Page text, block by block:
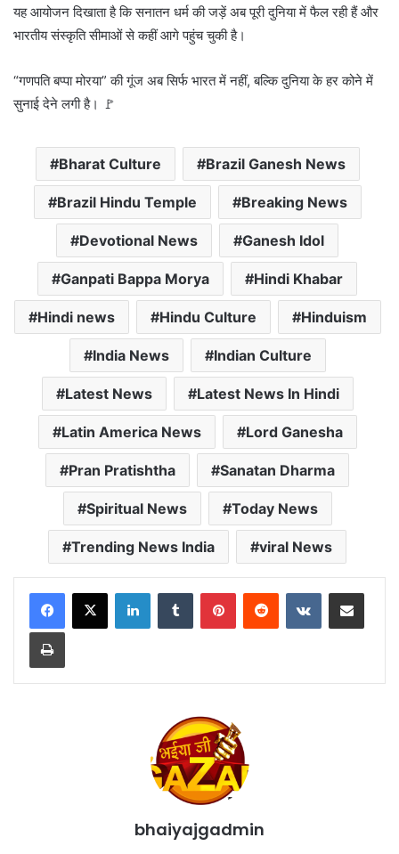
यह आयोजन दिखाता है कि सनातन धर्म की जड़ें अब पूरी दुनिया में फैल रही हैं और
भारतीय संस्कृति सीमाओं से कहीं आगे पहुंच चुकी है।
“गणपति बप्पा मोरया” की गूंज अब सिर्फ भारत में नहीं, बल्कि दुनिया के हर कोने में
सुनाई देने लगी है। 🚩
Bharat Culture Brazil Ganesh News
Brazil Hindu Temple Breaking News
Devotional News Ganesh Idol
Ganpati Bappa Morya Hindi Khabar
Hindi news Hindu Culture Hinduism
India News Indian Culture
Latest News Latest News In Hindi
Latin America News Lord Ganesha
Pran Pratishtha Sanatan Dharma
Spiritual News Today News
Trending News India viral News
LinkedInTumblr PinterestReddit VKontakteShare via Email
Print
bhaiyajgadmin